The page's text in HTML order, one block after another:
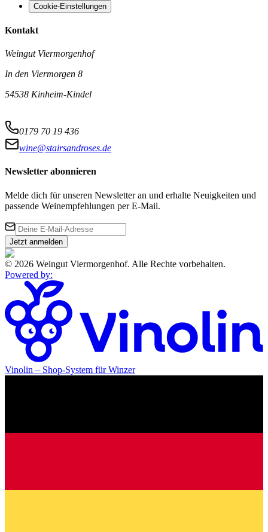
Cookie-Einstellungen
Kontakt
Weingut Viermorgenhof
In den Viermorgen 8
54538 Kinheim-Kindel
0179 70 19 436
wine@stairsandroses.de
Newsletter abonnieren
Melde dich für unseren Newsletter an und erhalte Neuigkeiten und
passende Weinempfehlungen per E-Mail.
Jetzt anmelden
© 2026 Weingut Viermorgenhof. Alle Rechte vorbehalten.
Powered by:
Vinolin – Shop-System für Winzer